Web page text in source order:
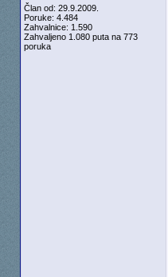
Član od: 29.9.2009.
Poruke: 4.484
Zahvalnice: 1.590
Zahvaljeno 1.080 puta na 773
poruka